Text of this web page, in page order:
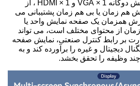
مجهز به رابط های نمایش دوگانه 1 × VGA و 1 × HDMI ، از
هم زمان یا بی هم زمان پشتیبانی می
همزمان یک صفحه نمایش واحد یا
از محتوای مختلف است، می تواند
بر رابط کنترل صنعتی، نمایش صفحه
دیجیتال و غیره را برآورده کند و به
وظیفه را تحقق بخشد.